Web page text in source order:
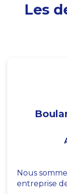
Les
Nous
entreprise